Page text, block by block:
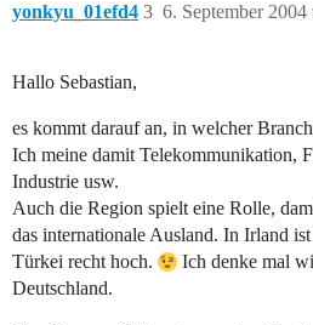
yonkyu_01efd4 6. September 2004
3
Hallo Sebastian,
es kommt darauf an, in welcher
Ich meine damit Telekommunikation,
Industrie usw.
Auch die Region spielt eine Rolle,
das internationale Ausland. In Irland
Türkei recht hoch.
Ich denke mal
Deutschland.